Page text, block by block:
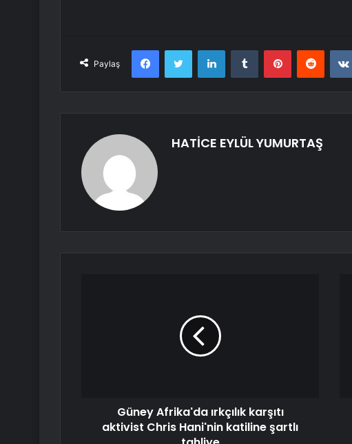
Paylaş
FacebookTwitter LinkedInTumblr PinterestReddit
HATİCE EYLÜL YUMURTAŞ
Güney Afrika'da ırkçılık karşıtı
aktivist Chris Hani'nin katiline şartlı